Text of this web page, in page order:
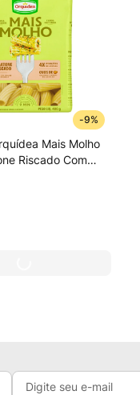
-9%
Mais Molho
Riscado Com